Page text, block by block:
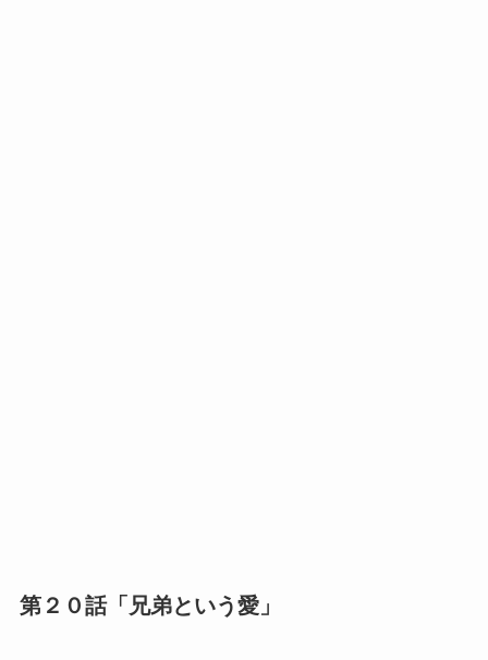
第２０話「兄弟という愛」